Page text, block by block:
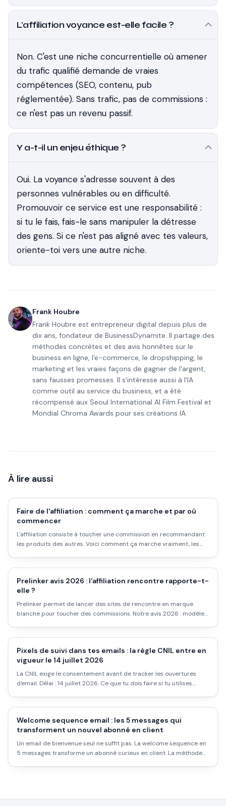
L'affiliation voyance est-elle facile ?
Non. C'est une niche concurrentielle où amener
du trafic qualifié demande de vraies
compétences (SEO, contenu, pub
réglementée). Sans trafic, pas de commissions :
ce n'est pas un revenu passif.
Y a-t-il un enjeu éthique ?
Oui. La voyance s'adresse souvent à des
personnes vulnérables ou en difficulté.
Promouvoir ce service est une responsabilité :
si tu le fais, fais-le sans manipuler la détresse
des gens. Si ce n'est pas aligné avec tes valeurs,
oriente-toi vers une autre niche.
Frank Houbre
Frank Houbre est entrepreneur digital depuis plus de
dix ans, fondateur de BusinessDynamite. Il partage des
méthodes concrètes et des avis honnêtes sur le
business en ligne, l'e-commerce, le dropshipping, le
marketing et les vraies façons de gagner de l'argent,
sans fausses promesses. Il s'intéresse aussi à l'IA
comme outil au service du business, et a été
récompensé aux Seoul International AI Film Festival et
Mondial Chroma Awards pour ses créations IA.
À lire aussi
Faire de l'affiliation : comment ça marche et par où
commencer
L'affiliation consiste à toucher une commission en recommandant
les produits des autres. Voici comment ça marche vraiment, les
Prelinker avis 2026 : l'affiliation rencontre rapporte-t-
elle ?
Prelinker permet de lancer des sites de rencontre en marque
blanche pour toucher des commissions. Notre avis 2026 : modèle
Pixels de suivi dans tes emails : la règle CNIL entre en
vigueur le 14 juillet 2026
La CNIL exige le consentement avant de tracker les ouvertures
d'email. Délai : 14 juillet 2026. Ce que tu dois faire si tu utilises
Welcome sequence email : les 5 messages qui
transforment un nouvel abonné en client
Un email de bienvenue seul ne suffit pas. La welcome sequence en
5 messages transforme un abonné curieux en client. La méthode